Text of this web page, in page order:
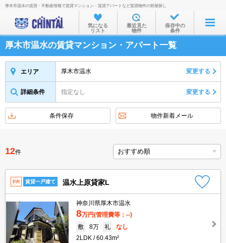
お部屋を探す
沿線・駅から
住所から
物件特集から
不動産会社から
TOP
厚木市温水の賃貸・不動産情報で賃貸マンション・賃貸アパートなど賃貸物件の部屋探し
気になる
リスト
最近見た
物件
保存中の
条件
厚木市温水の賃貸マンション・アパート一覧
エリア 厚木市温水 変更する
詳細条件 指定なし 変更する
条件保存 物件新着メール
12件
PR 賃貸一戸建て 温水上原貸家L
神奈川県厚木市温水
8万円(管理費等：--)
敷
8万 礼
なし
2LDK
60.43m²